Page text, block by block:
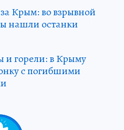
Крым: во взрывной
нашли останки
и горели: в Крыму
с погибшими